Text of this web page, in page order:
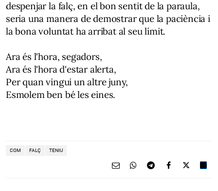
despenjar la falç, en el bon sentit de la paraula,
seria una manera de demostrar que la paciència i
la bona voluntat ha arribat al seu límit.
Ara és l'hora, segadors,
Ara és l'hora d'estar alerta,
Per quan vingui un altre juny,
Esmolem ben bé les eines.
COM FALÇ TENIU